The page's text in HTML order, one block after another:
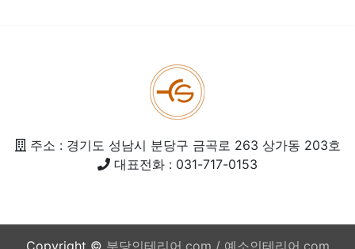
주소 : 경기도 성남시 분당구 금곡로 263 상가동 203호
대표전화 : 031-717-0153